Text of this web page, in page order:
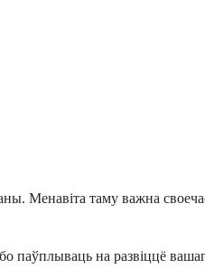
Менавіта таму важна
паўплываць на развіццё